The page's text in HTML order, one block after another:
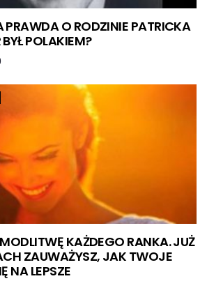
O RODZINIE PATRICKA
POLAKIEM?
KAŻDEGO RANKA. JUŻ
ZAUWAŻYSZ, JAK TWOJE
NA LEPSZE